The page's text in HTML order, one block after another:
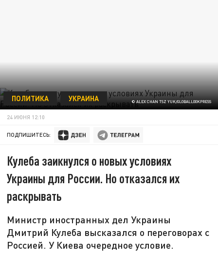
© ALEX CHAN TSZ YUK/GLOBALLOOKPRESS
ПОЛИТИКА УКРАИНА
24 ИЮНЯ 12:10
ПОДПИШИТЕСЬ:
Кулеба заикнулся о новых условиях
Украины для России. Но отказался их
раскрывать
Министр иностранных дел Украины
Дмитрий Кулеба высказался о переговорах с
Россией. У Киева очередное условие.